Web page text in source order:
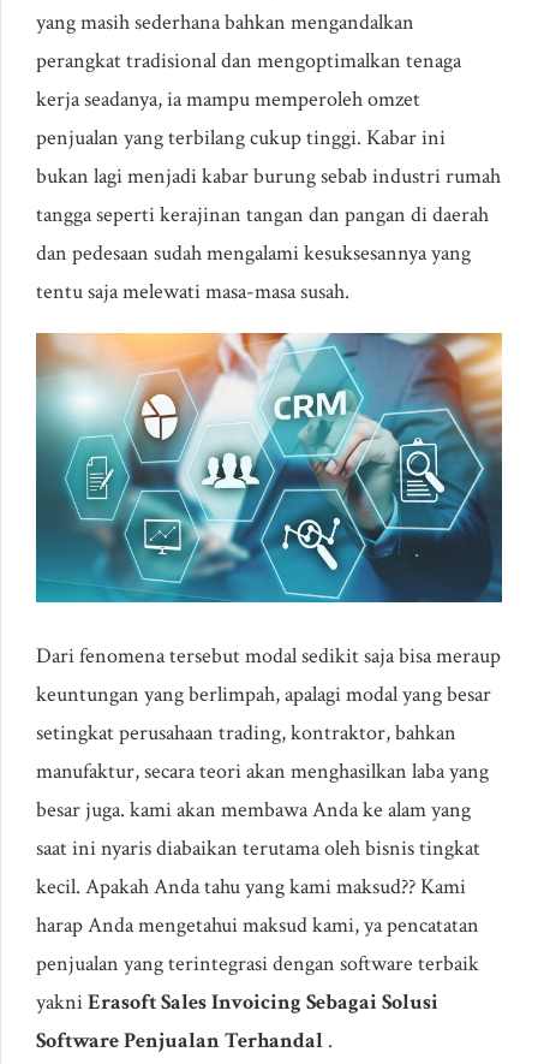
yang masih sederhana bahkan mengandalkan
perangkat tradisional dan mengoptimalkan tenaga
kerja seadanya, ia mampu memperoleh omzet
penjualan yang terbilang cukup tinggi. Kabar ini
bukan lagi menjadi kabar burung sebab industri rumah
tangga seperti kerajinan tangan dan pangan di daerah
dan pedesaan sudah mengalami kesuksesannya yang
tentu saja melewati masa-masa susah.
Dari fenomena tersebut modal sedikit saja bisa meraup
keuntungan yang berlimpah, apalagi modal yang besar
setingkat perusahaan trading, kontraktor, bahkan
manufaktur, secara teori akan menghasilkan laba yang
besar juga. kami akan membawa Anda ke alam yang
saat ini nyaris diabaikan terutama oleh bisnis tingkat
kecil. Apakah Anda tahu yang kami maksud?? Kami
harap Anda mengetahui maksud kami, ya pencatatan
penjualan yang terintegrasi dengan software terbaik
yakniErasoft Sales Invoicing Sebagai Solusi
Software Penjualan Terhandal .